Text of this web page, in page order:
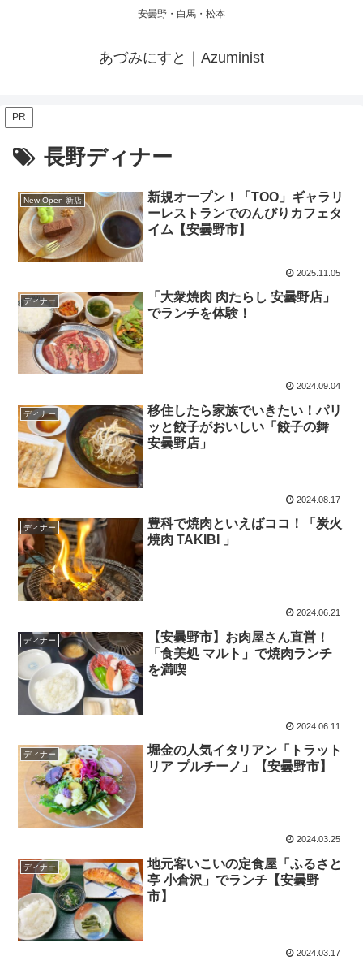
安曇野・白馬・松本
あづみにすと｜Azuminist
PR
長野ディナー
New Open 新店
新規オープン！「TOO」ギャラリ
ーレストランでのんびりカフェタ
イム【安曇野市】
2025.11.05
ディナー
「大衆焼肉 肉たらし 安曇野店」
でランチを体験！
2024.09.04
ディナー
移住したら家族でいきたい！パリ
ッと餃子がおいしい「餃子の舞
安曇野店」
2024.08.17
ディナー
豊科で焼肉といえばココ！「炭火
焼肉 TAKIBI 」
2024.06.21
ディナー
【安曇野市】お肉屋さん直営！
「食美処 マルト」で焼肉ランチ
を満喫
2024.06.11
ディナー
堀金の人気イタリアン「トラット
リア プルチーノ」【安曇野市】
2024.03.25
ディナー
地元客いこいの定食屋「ふるさと
亭 小倉沢」でランチ【安曇野
市】
2024.03.17